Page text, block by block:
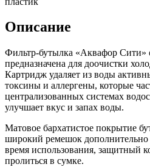
Описание
Фильтр-бутылка «Аквафор
предназначена для доочистки
Картридж удаляет из воды
токсины и аллергены, которые
централизованных системах
улучшает вкус и запах воды.
Матовое бархатистое покрытие
широкий ремешок дополнительно
время использования, защитный
пролиться в сумке.